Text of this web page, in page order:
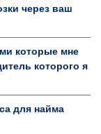
через ваш
которые мне
которого я
для найма